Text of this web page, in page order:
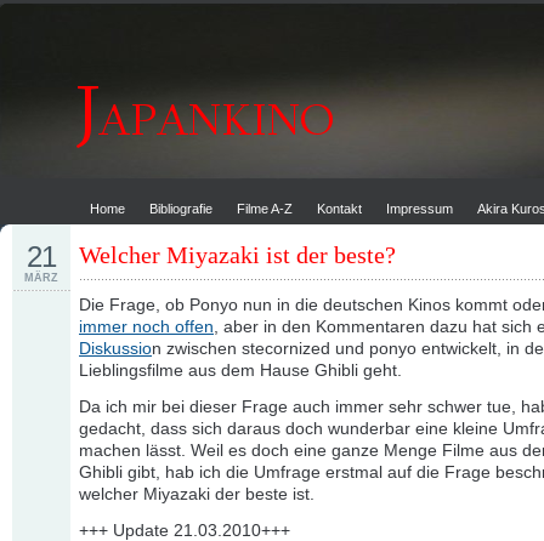
Home Bibliografie Filme A-Z Kontakt Impressum Akira
Welcher Miyazaki ist der beste?
21
MÄRZ
Die Frage, ob Ponyo nun in die deutschen Kinos kommt
immer noch offen, aber in den Kommentaren dazu hat sich
Diskussion zwischen stecornized und ponyo entwickelt, in
Lieblingsfilme aus dem Hause Ghibli geht.
Da ich mir bei dieser Frage auch immer sehr schwer tue,
gedacht, dass sich daraus doch wunderbar eine kleine
machen lässt. Weil es doch eine ganze Menge Filme aus
Ghibli gibt, hab ich die Umfrage erstmal auf die Frage
welcher Miyazaki der beste ist.
+++ Update 21.03.2010+++